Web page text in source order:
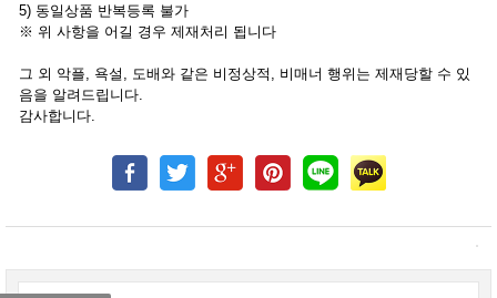
5) 동일상품 반복등록 불가
※ 위 사항을 어길 경우 제재처리 됩니다
그 외 악플, 욕설, 도배와 같은 비정상적, 비매너 행위는 제재당할 수 있
음을 알려드립니다.
감사합니다.